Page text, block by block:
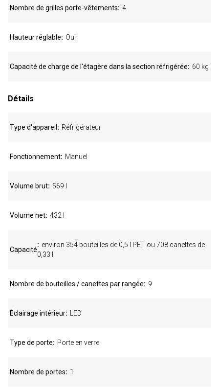
Nombre de grilles porte-vêtements 4
Hauteur réglable Oui
Capacité de charge de l'étagère dans la section réfrigérée 60 kg
Détails
Type d'appareil Réfrigérateur
Fonctionnement Manuel
Volume brut 569 l
Volume net 432 l
Capacité
environ 354 bouteilles de 0,5 l PET ou 708 canettes de
0,33 l
Nombre de bouteilles / canettes par rangée 9
Éclairage intérieur LED
Type de porte Porte en verre
Nombre de portes 1